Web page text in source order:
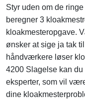
Styr uden om de
beregner 3
kloakmesteropgave.
ønsker at sige ja tak
håndværkere løser
4200 Slagelse kan
eksperter, som vil
dine